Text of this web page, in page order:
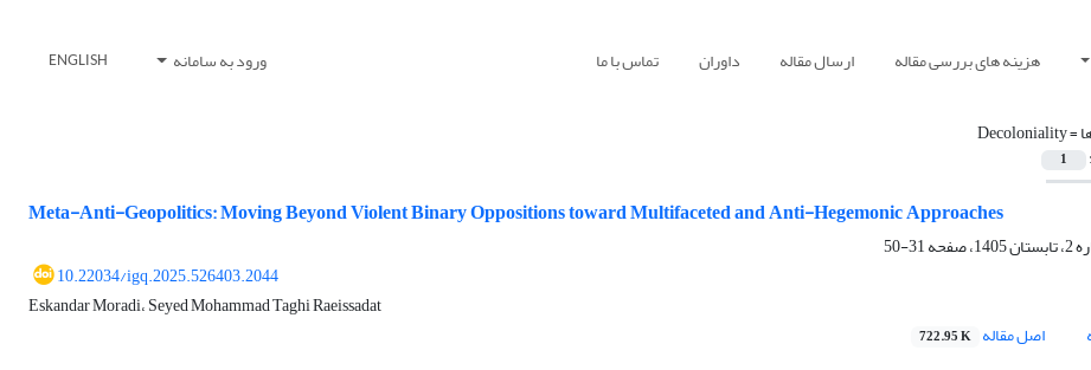
هزینه های بررسی مقاله ارسال مقاله داوران تماس با ما ورود به سامانه ENGLISH
=
Decoloniality
1
Meta-Anti-Geopolitics: Moving Beyond Violent Binary Oppositions toward Multifaceted and Anti-Hegemonic Approaches
31-50
10.22034/igq.2025.526403.2044
Eskandar Moradi، Seyed Mohammad Taghi Raeissadat
اصل مقاله 722.95 K